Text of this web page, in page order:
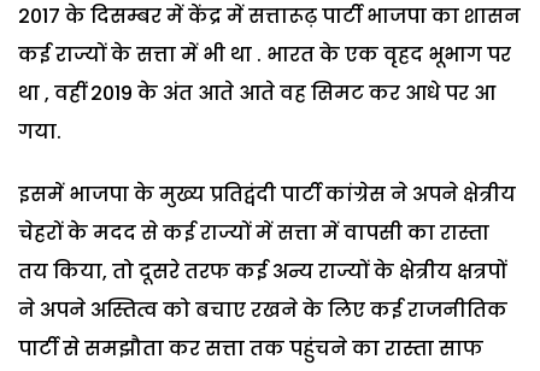
2017 के दिसम्बर में केंद्र में सत्तारूढ़ पार्टी भाजपा का शासन
कई राज्यों के सत्ता में भी था . भारत के एक वृहद भूभाग पर
था , वहीं 2019 के अंत आते आते वह सिमट कर आधे पर आ
गया.
इसमें भाजपा के मुख्य प्रतिद्वंदी पार्टी कांग्रेस ने अपने क्षेत्रीय
चेहरों के मदद से कई राज्यों में सत्ता में वापसी का रास्ता
तय किया, तो दूसरे तरफ कई अन्य राज्यों के क्षेत्रीय क्षत्रपों
ने अपने अस्तित्व को बचाए रखने के लिए कई राजनीतिक
पार्टी से समझौता कर सत्ता तक पहुंचने का रास्ता साफ